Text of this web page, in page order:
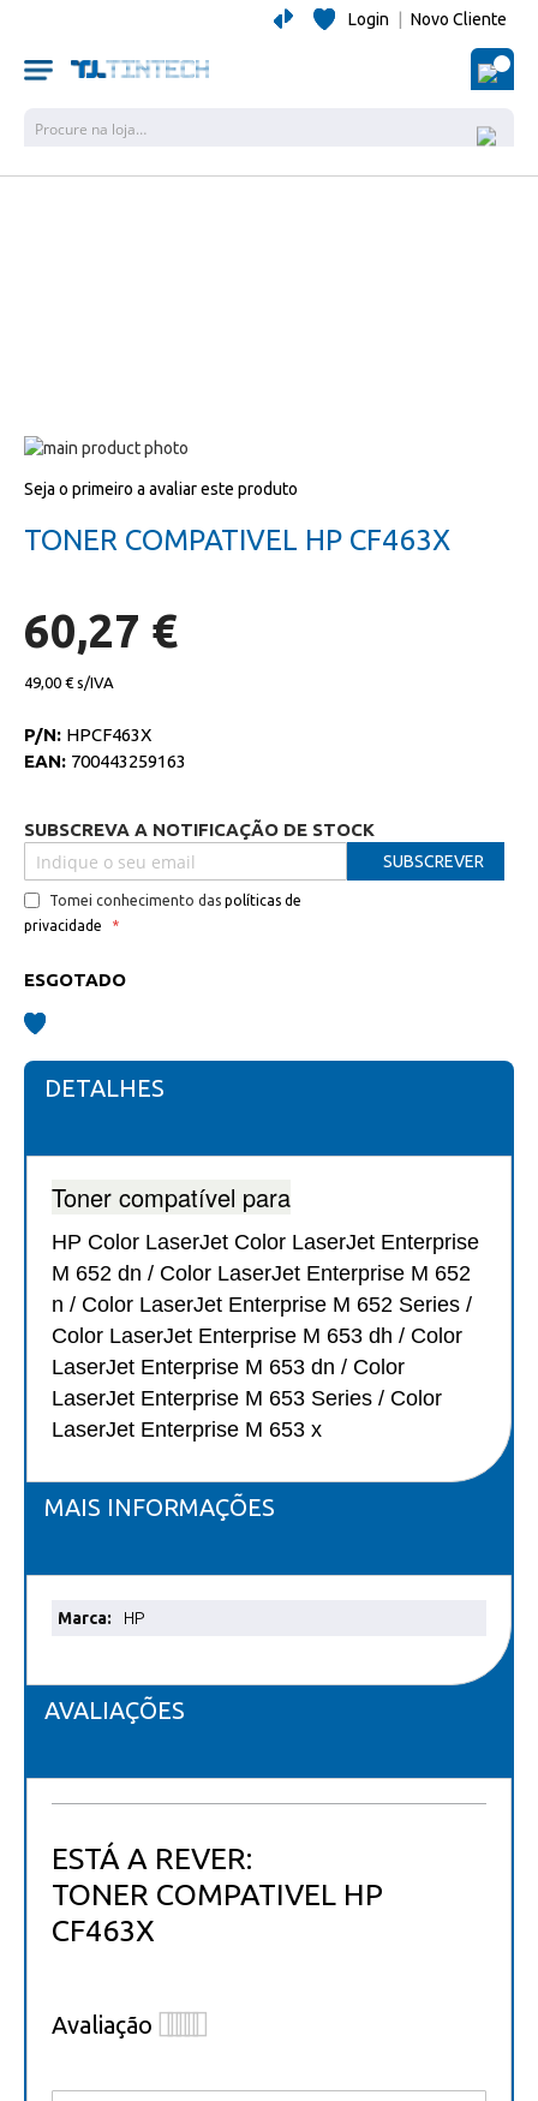
Login Novo Cliente
O
Salte
o
imagens
para
início
de
imagens
Seja o primeiro a avaliar este produto
TONER COMPATIVEL HP CF463X
60,27 €
49,00 €
P/N: HPCF463X
EAN: 700443259163
SUBSCREVA A NOTIFICAÇÃO DE STOCK
Tomei conhecimento das políticas de
privacidade
SUBSCREVER
ESGOTADO
DETALHES
Toner compatível para
HP Color LaserJet Color LaserJet Enterprise
M 652 dn / Color LaserJet Enterprise M 652
n / Color LaserJet Enterprise M 652 Series /
Color LaserJet Enterprise M 653 dh / Color
LaserJet Enterprise M 653 dn / Color
LaserJet Enterprise M 653 Series / Color
LaserJet Enterprise M 653 x
MAIS INFORMAÇÕES
Mais
HP
AVALIAÇÕES
ESTÁ A REVER:
TONER COMPATIVEL HP
CF463X
Avaliação